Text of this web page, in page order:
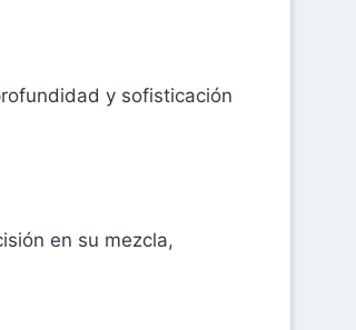
y sofisticación
en su mezcla,